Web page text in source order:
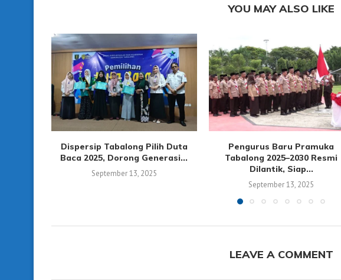
YOU MAY ALSO LIKE
Dispersip Tabalong Pilih Duta
Baca 2025, Dorong Generasi...
September 13, 2025
Pengurus Baru Pramuka
Tabalong 2025–2030 Resmi
Dilantik, Siap...
September 13, 2025
LEAVE A COMMENT